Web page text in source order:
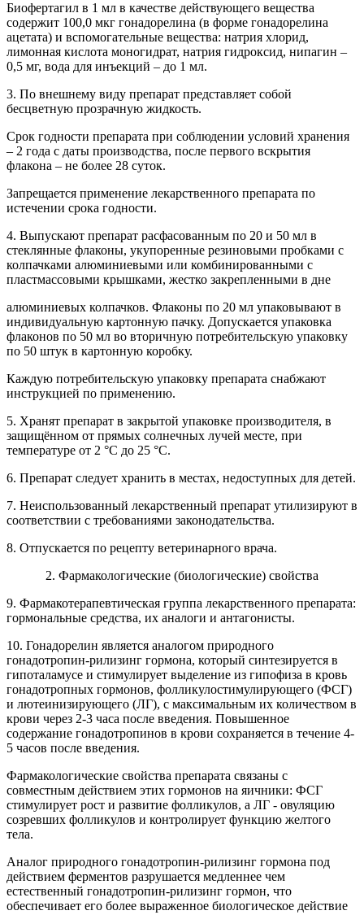
Биофертагил в 1 мл в качестве действующего вещества
содержит 100,0 мкг гонадорелина (в форме гонадорелина
ацетата) и вспомогательные вещества: натрия хлорид,
лимонная кислота моногидрат, натрия гидроксид, нипагин –
0,5 мг, вода для инъекций – до 1 мл.
3. По внешнему виду препарат представляет собой
бесцветную прозрачную жидкость.
Срок годности препарата при соблюдении условий хранения
– 2 года с даты производства, после первого вскрытия
флакона – не более 28 суток.
Запрещается применение лекарственного препарата по
истечении срока годности.
4. Выпускают препарат расфасованным по 20 и 50 мл в
стеклянные флаконы, укупоренные резиновыми пробками с
колпачками алюминиевыми или комбинированными с
пластмассовыми крышками, жестко закрепленными в дне
алюминиевых колпачков. Флаконы по 20 мл упаковывают в
индивидуальную картонную пачку. Допускается упаковка
флаконов по 50 мл во вторичную потребительскую упаковку
по 50 штук в картонную коробку.
Каждую потребительскую упаковку препарата снабжают
инструкцией по применению.
5. Хранят препарат в закрытой упаковке производителя, в
защищённом от прямых солнечных лучей месте, при
температуре от 2 °С до 25 °С.
6. Препарат следует хранить в местах, недоступных для детей.
7. Неиспользованный лекарственный препарат утилизируют в
соответствии с требованиями законодательства.
8. Отпускается по рецепту ветеринарного врача.
2. Фармакологические (биологические) свойства
9. Фармакотерапевтическая группа лекарственного препарата:
гормональные средства, их аналоги и антагонисты.
10. Гонадорелин является аналогом природного
гонадотропин-рилизинг гормона, который синтезируется в
гипоталамусе и стимулирует выделение из гипофиза в кровь
гонадотропных гормонов, фолликулостимулирующего (ФСГ)
и лютеинизирующего (ЛГ), с максимальным их количеством в
крови через 2-3 часа после введения. Повышенное
содержание гонадотропинов в крови сохраняется в течение 4-
5 часов после введения.
Фармакологические свойства препарата связаны с
совместным действием этих гормонов на яичники: ФСГ
стимулирует рост и развитие фолликулов, а ЛГ - овуляцию
созревших фолликулов и контролирует функцию желтого
тела.
Аналог природного гонадотропин-рилизинг гормона под
действием ферментов разрушается медленнее чем
естественный гонадотропин-рилизинг гормон, что
обеспечивает его более выраженное биологическое действие